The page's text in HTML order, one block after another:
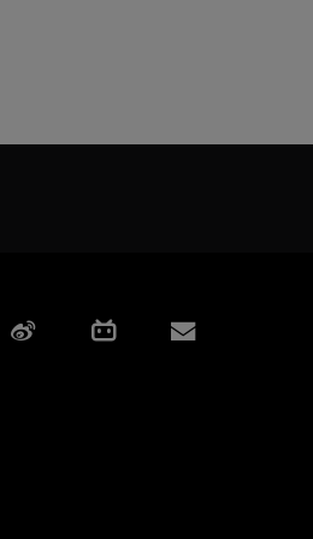
Weibo Bilibili